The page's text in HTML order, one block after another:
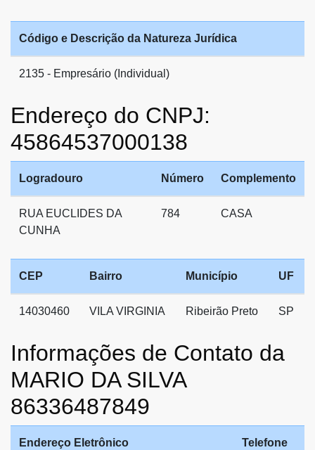
Código e Descrição da Natureza Jurídica
2135 - Empresário (Individual)
Endereço do CNPJ:
45864537000138
Logradouro Número Complemento
RUA EUCLIDES DA
CUNHA
784 CASA
CEP Bairro Município UF
14030460 VILA VIRGINIA Ribeirão Preto SP
Informações de Contato da
MARIO DA SILVA
86336487849
Endereço Eletrônico Telefone